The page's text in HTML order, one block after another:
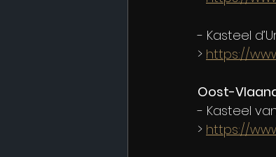
- Kasteel
> https://
Oost-
- Kasteel
> https://